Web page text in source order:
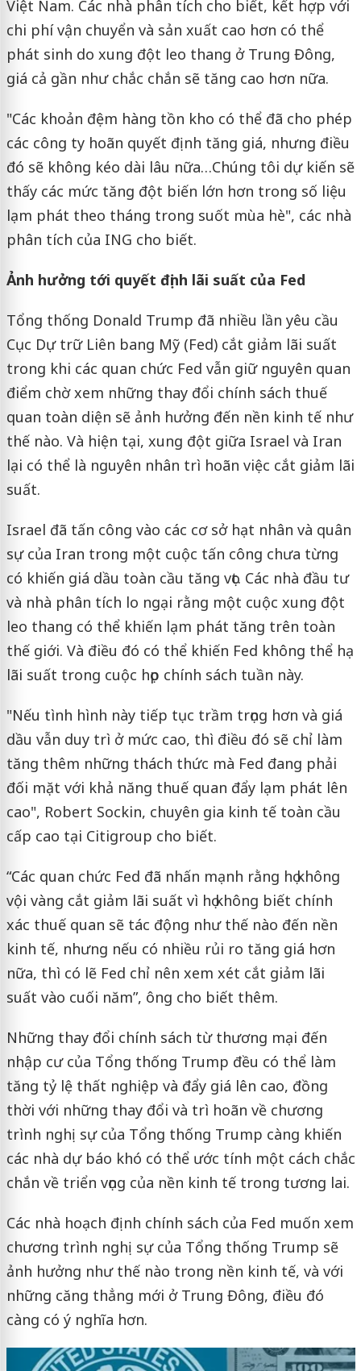
Việt Nam. Các nhà phân tích cho biết, kết hợp với
chi phí vận chuyển và sản xuất cao hơn có thể
phát sinh do xung đột leo thang ở Trung Đông,
giá cả gần như chắc chắn sẽ tăng cao hơn nữa.
"Các khoản đệm hàng tồn kho có thể đã cho phép
các công ty hoãn quyết định tăng giá, nhưng điều
đó sẽ không kéo dài lâu nữa…Chúng tôi dự kiến ​​sẽ
thấy các mức tăng đột biến lớn hơn trong số liệu
lạm phát theo tháng trong suốt mùa hè", các nhà
phân tích của ING cho biết.
Ảnh hưởng tới quyết định lãi suất của Fed
Tổng thống Donald Trump đã nhiều lần yêu cầu
Cục Dự trữ Liên bang Mỹ (Fed) cắt giảm lãi suất
trong khi các quan chức Fed vẫn giữ nguyên quan
điểm chờ xem những thay đổi chính sách thuế
quan toàn diện sẽ ảnh hưởng đến nền kinh tế như
thế nào. Và hiện tại, xung đột giữa Israel và Iran
lại có thể là nguyên nhân trì hoãn việc cắt giảm lãi
suất.
Israel đã tấn công vào các cơ sở hạt nhân và quân
sự của Iran trong một cuộc tấn công chưa từng
có khiến giá dầu toàn cầu tăng vọt. Các nhà đầu tư
và nhà phân tích lo ngại rằng một cuộc xung đột
leo thang có thể khiến lạm phát tăng trên toàn
thế giới. Và điều đó có thể khiến Fed không thể hạ
lãi suất trong cuộc họp chính sách tuần này.
"Nếu tình hình này tiếp tục trầm trọng hơn và giá
dầu vẫn duy trì ở mức cao, thì điều đó sẽ chỉ làm
tăng thêm những thách thức mà Fed đang phải
đối mặt với khả năng thuế quan đẩy lạm phát lên
cao", Robert Sockin, chuyên gia kinh tế toàn cầu
cấp cao tại Citigroup cho biết.
“Các quan chức Fed đã nhấn mạnh rằng họ không
vội vàng cắt giảm lãi suất vì họ không biết chính
xác thuế quan sẽ tác động như thế nào đến nền
kinh tế, nhưng nếu có nhiều rủi ro tăng giá hơn
nữa, thì có lẽ Fed chỉ nên xem xét cắt giảm lãi
suất vào cuối năm”, ông cho biết thêm.
Những thay đổi chính sách từ thương mại đến
nhập cư của Tổng thống Trump đều có thể làm
tăng tỷ lệ thất nghiệp và đẩy giá lên cao, đồng
thời với những thay đổi và trì hoãn về chương
trình nghị sự của Tổng thống Trump càng khiến
các nhà dự báo khó có thể ước tính một cách chắc
chắn về triển vọng của nền kinh tế trong tương lai.
Các nhà hoạch định chính sách của Fed muốn xem
chương trình nghị sự của Tổng thống Trump sẽ
ảnh hưởng như thế nào trong nền kinh tế, và với
những căng thẳng mới ở Trung Đông, điều đó
càng có ý nghĩa hơn.